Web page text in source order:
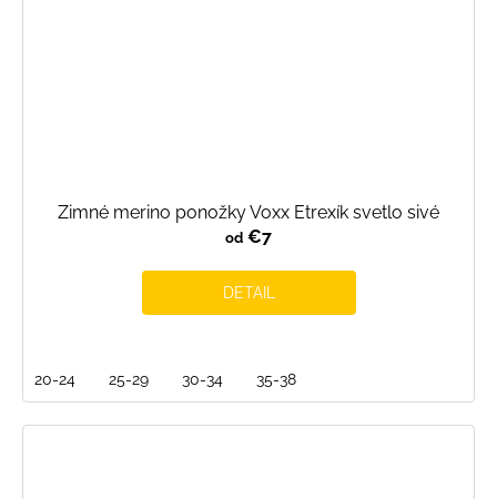
Zimné merino ponožky Voxx Etrexík svetlo sivé
od €7
DETAIL
20-24 25-29 30-34 35-38